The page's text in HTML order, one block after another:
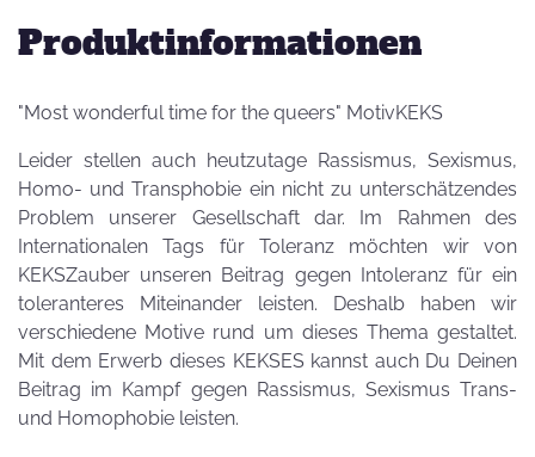
Produktinformationen
"Most wonderful time for the queers" MotivKEKS
Leider stellen auch heutzutage Rassismus, Sexismus,
Homo- und Transphobie ein nicht zu unterschätzendes
Problem unserer Gesellschaft dar. Im Rahmen des
Internationalen Tags für Toleranz möchten wir von
KEKSZauber unseren Beitrag gegen Intoleranz für ein
toleranteres Miteinander leisten. Deshalb haben wir
verschiedene Motive rund um dieses Thema gestaltet.
Mit dem Erwerb dieses KEKSES kannst auch Du Deinen
Beitrag im Kampf gegen Rassismus, Sexismus Trans-
und Homophobie leisten.